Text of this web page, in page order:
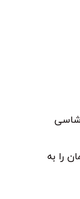
شاسی
را به